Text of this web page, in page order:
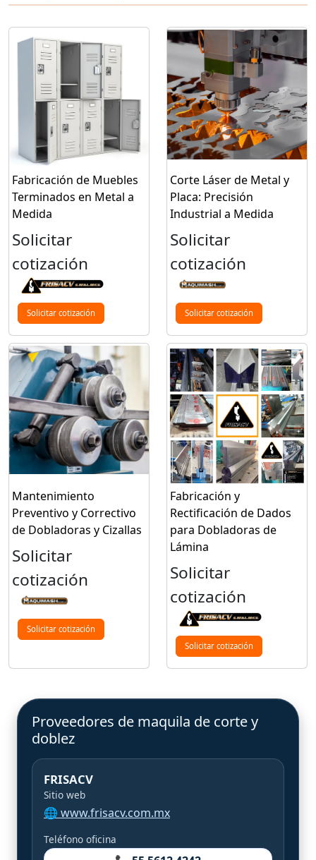
Fabricación de Muebles
Terminados en Metal a
Medida
Solicitar
cotización
Solicitar cotización
Corte Láser de Metal y
Placa: Precisión
Industrial a Medida
Solicitar
cotización
Solicitar cotización
Mantenimiento
Preventivo y Correctivo
de Dobladoras y Cizallas
Solicitar
cotización
Solicitar cotización
Fabricación y
Rectificación de Dados
para Dobladoras de
Lámina
Solicitar
cotización
Solicitar cotización
Proveedores de maquila de corte y
doblez
FRISACV
Sitio web
🌐 www.frisacv.com.mx
Teléfono oficina